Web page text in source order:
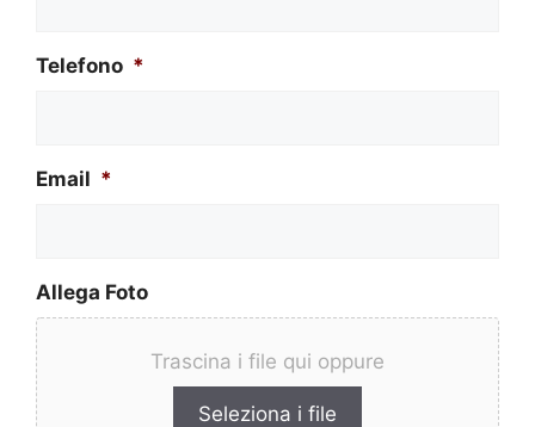
Telefono *
Email *
Allega Foto
Trascina i file qui oppure
Seleziona i file